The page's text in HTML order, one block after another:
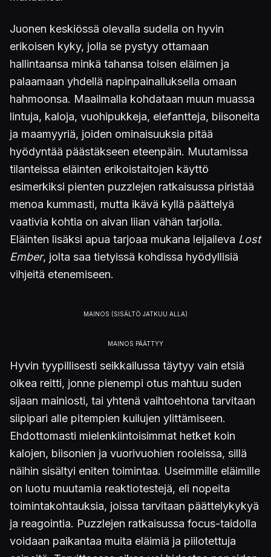
Juonen keskiössä olevalla sudella on hyvin
erikoisen kyky, jolla se pystyy ottamaan
hallintaansa minkä tahansa toisen eläimen ja
palaamaan yhdellä napinpainalluksella omaan
hahmoonsa. Maailmalla kohdataan muun muassa
lintuja, kaloja, vuohipukkeja, elefantteja, biisoneita
ja maamyyriä, joiden ominaisuuksia pitää
hyödyntää päästäkseen eteenpäin. Muutamissa
tilanteissa eläinten erikoistaitojen käyttö
esimerkiksi pienten puzzlejen ratkaisussa piristää
menoa kummasti, mutta ikävä kyllä päättelyä
vaativia kohtia on aivan liian vähän tarjolla.
Eläinten lisäksi apua tarjoaa mukana leijaileva Lost
Ember, jolta saa tietyissä kohdissa hyödyllisiä
vihjeitä etenemiseen.
Hyvin tyypillisesti seikkailussa täytyy vain etsiä
oikea reitti, jonne pienempi otus mahtuu suden
sijaan mainiosti, tai yhtenä vaihtoehtona tarvitaan
siipipari alle pitempien kuilujen ylittämiseen.
Ehdottomasti mielenkiintoisimmat hetket koin
kalojen, biisonien ja vuorivuohien rooleissa, sillä
näihin sisältyi eniten toimintaa. Useimmille eläimille
on luotu muutamia reaktiotestejä, eli nopeita
toimintakohtauksia, joissa tarvitaan päättelykykyä
ja reagointia. Puzzlejen ratkaisussa focus-taidolla
voidaan paikantaa muita eläimiä ja piilotettuja